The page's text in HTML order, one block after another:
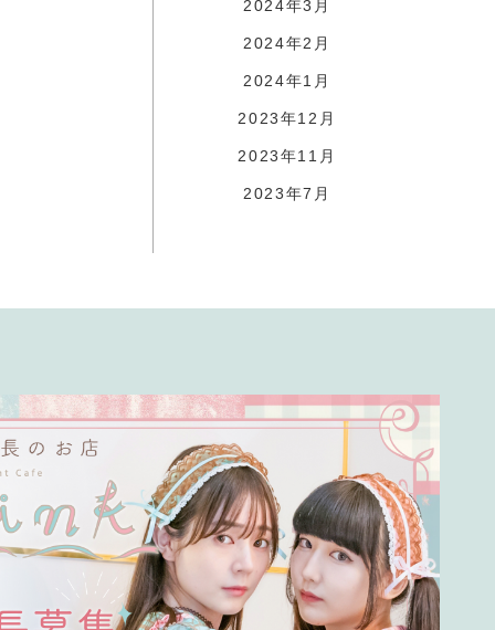
2024年3月
2024年2月
2024年1月
2023年12月
2023年11月
2023年7月